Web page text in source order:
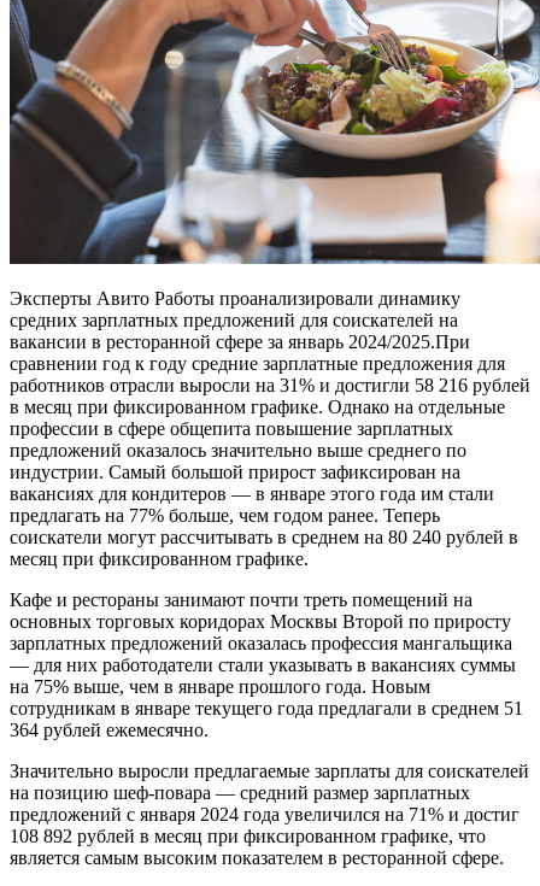
Эксперты Авито Работы проанализировали динамику
средних зарплатных предложений для соискателей на
вакансии в ресторанной сфере за январь 2024/2025.При
сравнении год к году средние зарплатные предложения для
работников отрасли выросли на 31% и достигли 58 216 рублей
в месяц при фиксированном графике. Однако на отдельные
профессии в сфере общепита повышение зарплатных
предложений оказалось значительно выше среднего по
индустрии. Самый большой прирост зафиксирован на
вакансиях для кондитеров — в январе этого года им стали
предлагать на 77% больше, чем годом ранее. Теперь
соискатели могут рассчитывать в среднем на 80 240 рублей в
месяц при фиксированном графике.
Кафе и рестораны занимают почти треть помещений на
основных торговых коридорах Москвы Второй по приросту
зарплатных предложений оказалась профессия мангальщика
— для них работодатели стали указывать в вакансиях суммы
на 75% выше, чем в январе прошлого года. Новым
сотрудникам в январе текущего года предлагали в среднем 51
364 рублей ежемесячно.
Значительно выросли предлагаемые зарплаты для соискателей
на позицию шеф-повара — средний размер зарплатных
предложений с января 2024 года увеличился на 71% и достиг
108 892 рублей в месяц при фиксированном графике, что
является самым высоким показателем в ресторанной сфере.